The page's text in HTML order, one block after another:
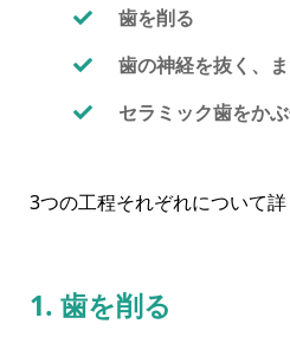
歯を削る
歯の神経を抜く、
セラミック歯をか
3つの工程それぞれについて詳
1. 歯を削る